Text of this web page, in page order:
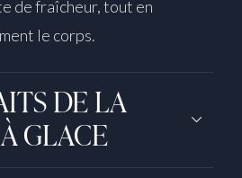
de fraîcheur, tout en
le corps.
DE LA
GLACE